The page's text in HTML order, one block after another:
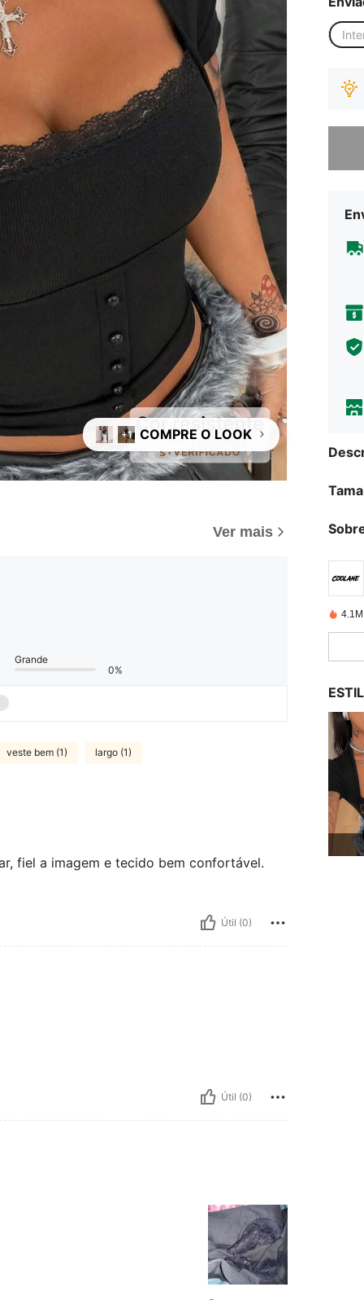
+1 COMPRE O LOOK
Ver mais
Grande
0%
veste bem (1) largo (1)
fiel a imagem e tecido bem confortável.
Útil (0)
Útil (0)